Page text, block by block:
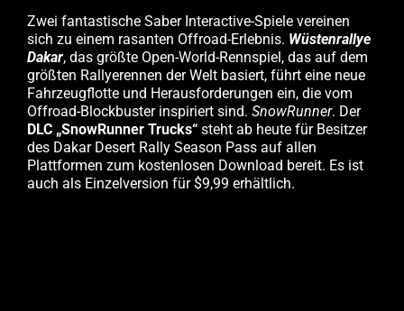
Zwei fantastische Saber Interactive-Spiele vereinen
sich zu einem rasanten Offroad-Erlebnis. Wüstenrallye
Dakar, das größte Open-World-Rennspiel, das auf dem
größten Rallyerennen der Welt basiert, führt eine neue
Fahrzeugflotte und Herausforderungen ein, die vom
Offroad-Blockbuster inspiriert sind. SnowRunner. Der
DLC „SnowRunner Trucks“ steht ab heute für Besitzer
des Dakar Desert Rally Season Pass auf allen
Plattformen zum kostenlosen Download bereit. Es ist
auch als Einzelversion für $9,99 erhältlich.